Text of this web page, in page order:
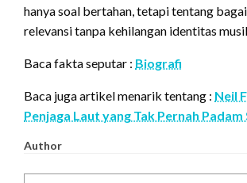
hanya soal bertahan, tetapi tentang
relevansi tanpa kehilangan identitas
Baca fakta seputar : Biografi
Baca juga artikel menarik tentang : Neil
Penjaga Laut yang Tak Pernah
Author